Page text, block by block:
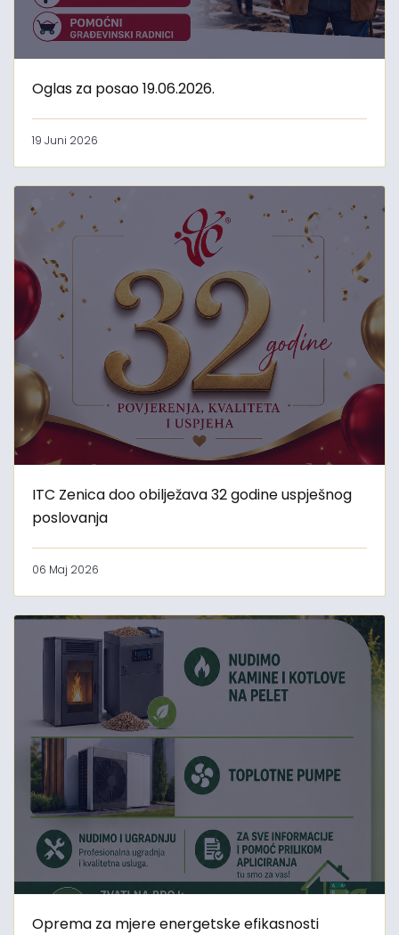
Oglas za posao 19.06.2026.
19 Juni 2026
ITC Zenica doo obilježava 32 godine uspješnog
poslovanja
06 Maj 2026
Oprema za mjere energetske efikasnosti